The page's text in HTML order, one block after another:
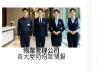
物業管理公司
各大屋苑物業制服